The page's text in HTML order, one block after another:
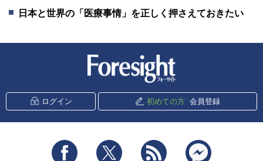
日本と世界の「医療事情」を正しく押さえておきたい
ログイン 初めての方 会員登録
Facebook Twitter RSS